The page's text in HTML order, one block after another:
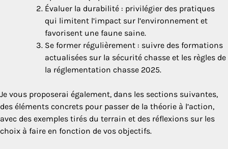
Évaluer la durabilité : privilégier des pratiques
qui limitent l’impact sur l’environnement et
favorisent une faune saine.
Se former régulièrement : suivre des formations
actualisées sur la sécurité chasse et les règles de
la réglementation chasse 2025.
Je vous proposerai également, dans les sections suivantes,
des éléments concrets pour passer de la théorie à l’action,
avec des exemples tirés du terrain et des réflexions sur les
choix à faire en fonction de vos objectifs.